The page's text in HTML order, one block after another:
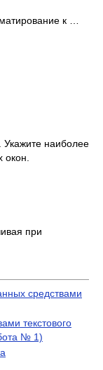
к …
Укажите наиболее
при
средствами
текстового
№ 1)